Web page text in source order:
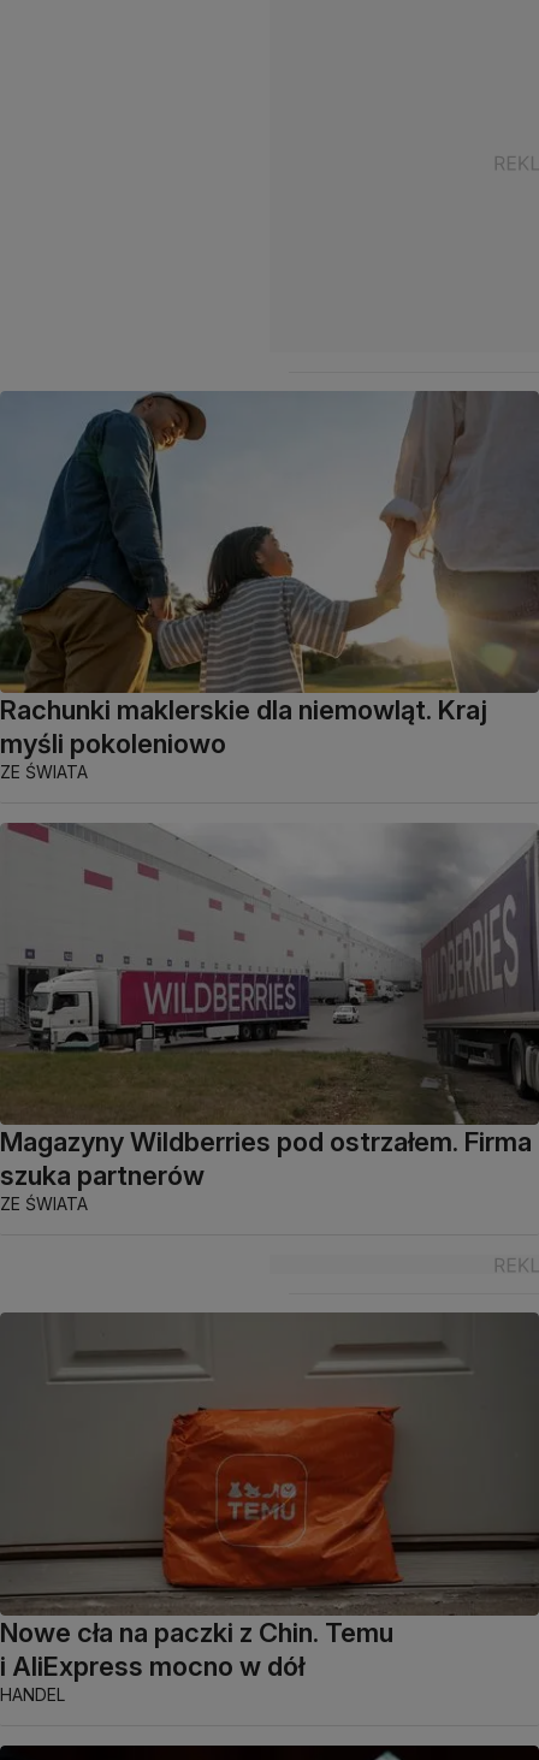
Rachunki maklerskie dla niemowląt. Kraj
myśli pokoleniowo
ZE ŚWIATA
Magazyny Wildberries pod ostrzałem. Firma
szuka partnerów
ZE ŚWIATA
Nowe cła na paczki z Chin. Temu
i AliExpress mocno w dół
HANDEL